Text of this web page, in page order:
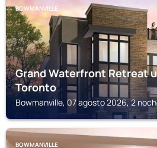
BOWMANVILLE
Grand Waterfront Retreat
Toronto
Bowmanville, 07 agosto 2026, 2
BOWMANVILLE